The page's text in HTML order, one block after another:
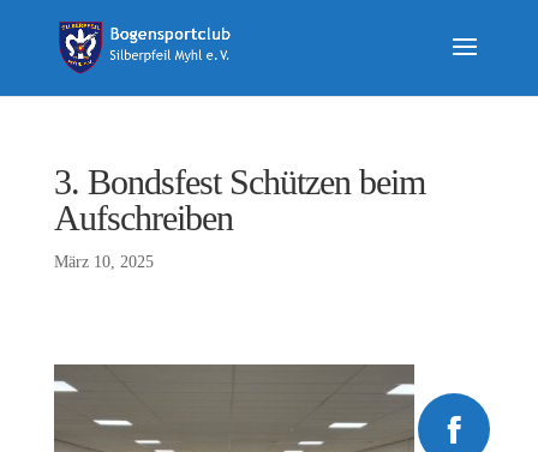
3. Bondsfest Schützen beim
Aufschreiben
März 10, 2025